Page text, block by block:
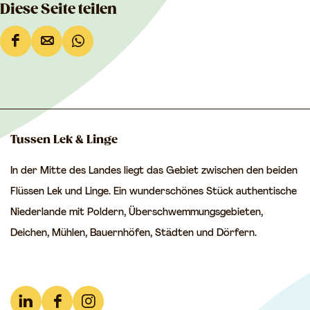
Diese Seite teilen
D
s
e
e
i
t
e
s
e
i
t
e
D
e
s
e
e
i
t
e
Tussen Lek & Linge
In der Mitte des Landes liegt das Gebiet zwischen den beiden
Flüssen Lek und Linge. Ein wunderschönes Stück authentische
Niederlande mit Poldern, Überschwemmungsgebieten,
Deichen, Mühlen, Bauernhöfen, Städten und Dörfern.